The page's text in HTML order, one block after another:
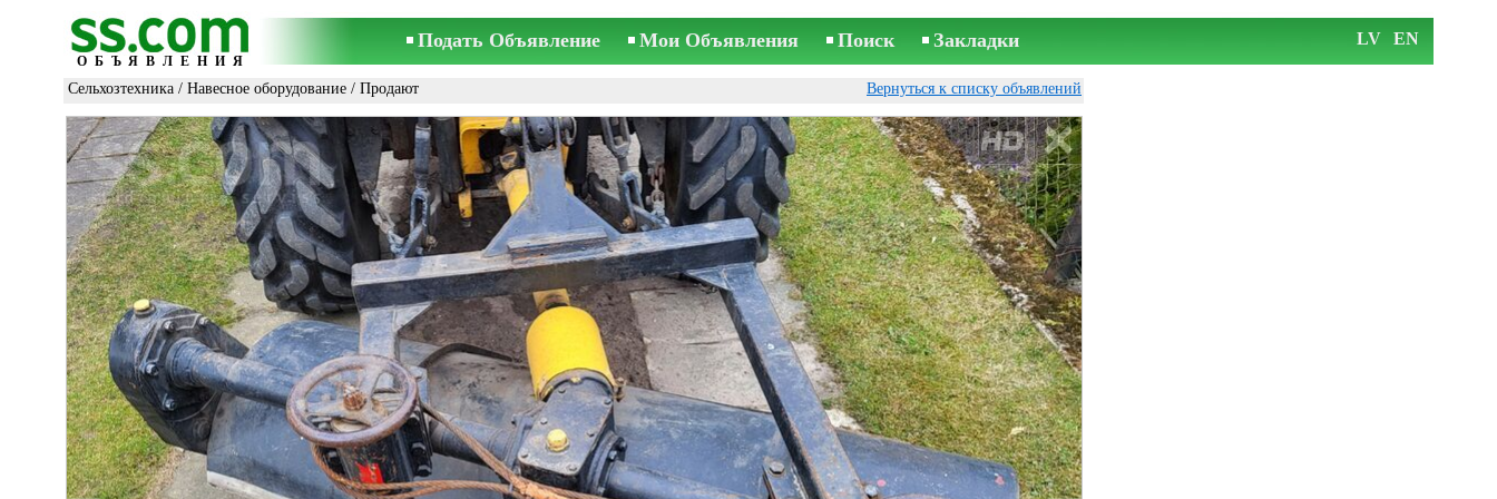
ОБЪЯВЛЕНИЯ
Подать Объявление Мои Объявления Поиск Закладки LV EN
Сельхозтехника / Навесное оборудование / Продают Вернуться к списку объявлений